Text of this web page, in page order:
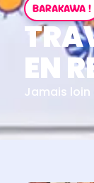
BARAKAWA !
EN
Jamais loin